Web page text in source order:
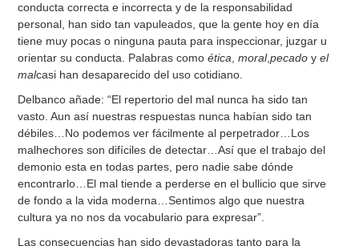
conducta correcta e incorrecta y de la responsabilidad
personal, han sido tan vapuleados, que la gente hoy en día
tiene muy pocas o ninguna pauta para inspeccionar, juzgar u
orientar su conducta. Palabras comoética, moral,pecado y el
malcasi han desaparecido del uso cotidiano.
Delbanco añade: “El repertorio del mal nunca ha sido tan
vasto. Aun así nuestras respuestas nunca habían sido tan
débiles…No podemos ver fácilmente al perpetrador…Los
malhechores son difíciles de detectar…Así que el trabajo del
demonio esta en todas partes, pero nadie sabe dónde
encontrarlo…El mal tiende a perderse en el bullicio que sirve
de fondo a la vida moderna…Sentimos algo que nuestra
cultura ya no nos da vocabulario para expresar”.
Las consecuencias han sido devastadoras tanto para la